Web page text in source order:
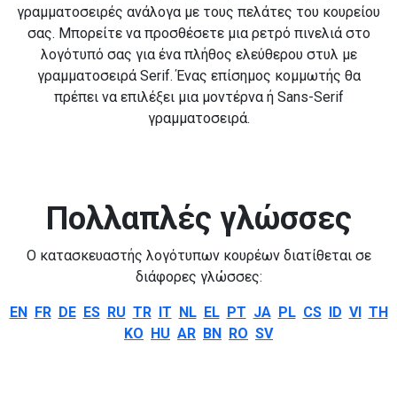
γραμματοσειρές ανάλογα με τους πελάτες του κουρείου
σας. Μπορείτε να προσθέσετε μια ρετρό πινελιά στο
λογότυπό σας για ένα πλήθος ελεύθερου στυλ με
γραμματοσειρά Serif. Ένας επίσημος κομμωτής θα
πρέπει να επιλέξει μια μοντέρνα ή Sans-Serif
γραμματοσειρά.
Πολλαπλές γλώσσες
Ο κατασκευαστής λογότυπων κουρέων διατίθεται σε
διάφορες γλώσσες:
EN FR DE ES RU TR IT NL EL PT JA PL CS ID VI TH
KO HU AR BN RO SV